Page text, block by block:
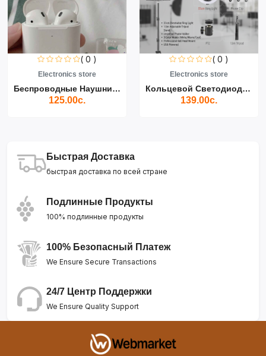
( 0 )
Electronics store
Беспроводные Наушники Air...
125.00с.
( 0 )
Electronics store
Кольцевой Светодиодный Св...
139.00с.
Быстрая Доставка
быстрая доставка по всей стране
Подлинные Продукты
100% подлинные продукты
100% Безопасный Платеж
We Ensure Secure Transactions
24/7 Центр Поддержки
We Ensure Quality Support